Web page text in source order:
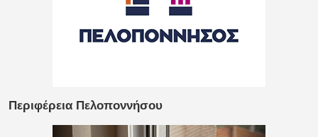
Περιφέρεια Πελοποννήσου